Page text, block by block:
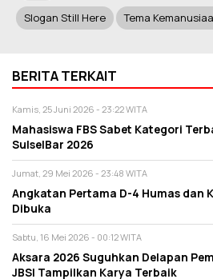
Slogan Still Here Tema
BERITA TERKAIT
Kamis, 25 Juni 2026 - 23:22 WITA
Mahasiswa FBS Sabet Kategori
SulselBar 2026
Jumat, 29 Mei 2026 - 23:48 WITA
Angkatan Pertama D-4 Humas dan
Dibuka
Sabtu, 16 Mei 2026 - 00:12 WITA
Aksara 2026 Suguhkan Delapan
JBSI Tampilkan Karya Terbaik